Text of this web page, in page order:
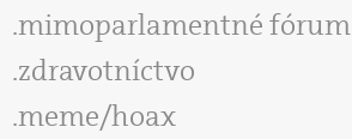
mimoparlamentné fórum
zdravotníctvo
meme/hoax